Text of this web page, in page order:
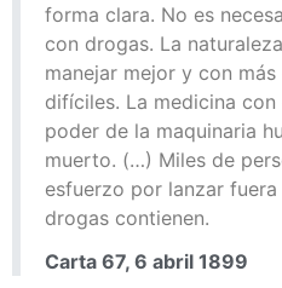
forma clara. No es
con drogas. La
manejar mejor y con
difíciles. La medicina
poder de la maquinaria
muerto. (…) Miles de
esfuerzo por lanzar
drogas contienen.
Carta 67, 6 abril 1899